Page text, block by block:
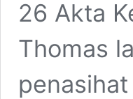
26 Akta
Thomas